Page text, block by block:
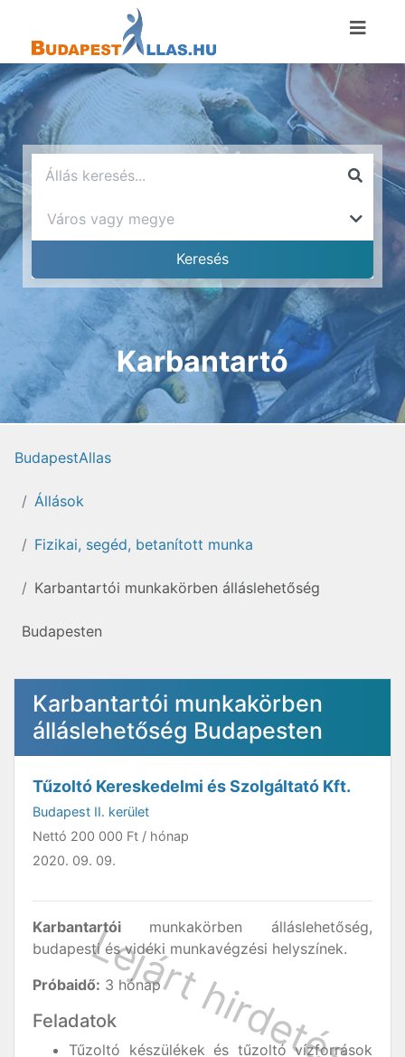
Karbantartó
BudapestAllas
Állások
Fizikai, segéd, betanított munka
Karbantartói munkakörben álláslehetőség
Budapesten
Karbantartói munkakörben
álláslehetőség Budapesten
Tűzoltó Kereskedelmi és Szolgáltató Kft.
Budapest II. kerület
Nettó 200 000 Ft / hónap
2020. 09. 09.
Karbantartói munkakörben álláslehetőség,
budapesti és vidéki munkavégzési helyszínek.
Próbaidő: 3 hónap
Feladatok
Tűzoltó készülékek és tűzoltó vízforrások